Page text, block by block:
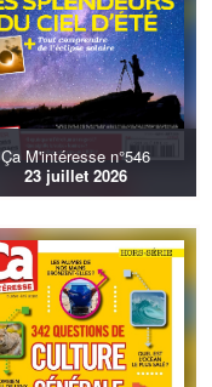
Ça M'intéresse n°546
23 juillet 2026